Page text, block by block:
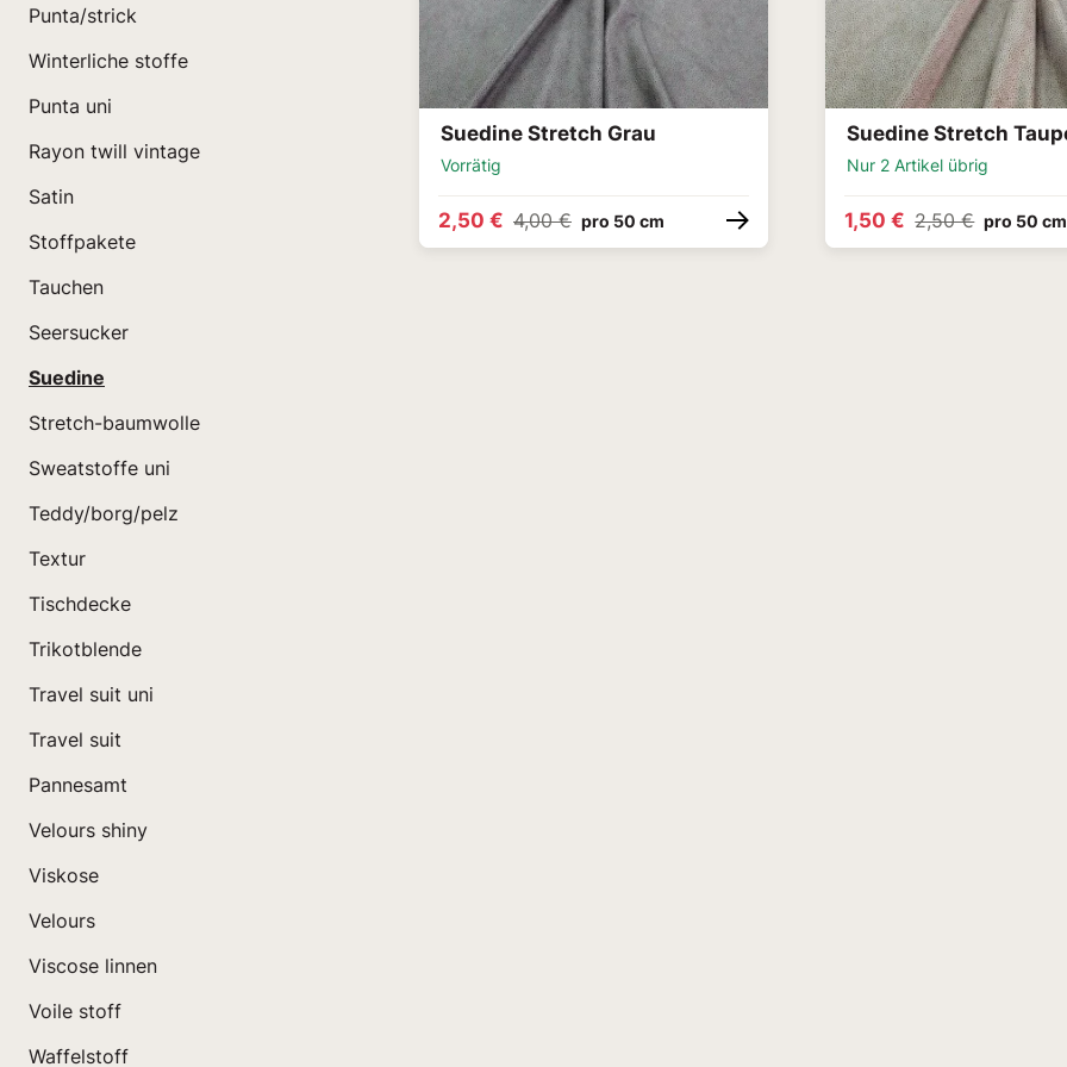
Punta/strick
Winterliche stoffe
Punta uni
Rayon twill vintage
Satin
Stoffpakete
Tauchen
Seersucker
Suedine
Stretch-baumwolle
Sweatstoffe uni
Teddy/borg/pelz
Textur
Tischdecke
Trikotblende
Travel suit uni
Travel suit
Pannesamt
Velours shiny
Viskose
Velours
Viscose linnen
Voile stoff
Waffelstoff
Suedine Stretch Grau
Vorrätig
2,50 € 4,00 € pro 50 cm
Suedine Stretch
Nur 2 Artikel übrig
1,50 € 2,50 € pro 50 cm